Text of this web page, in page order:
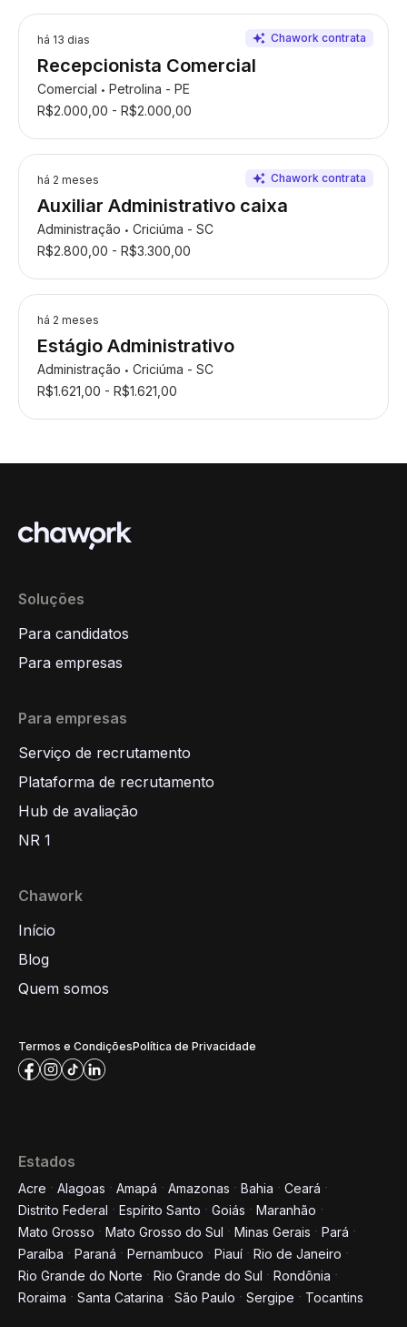
há 13 dias
Recepcionista Comercial
Comercial • Petrolina - PE
R$2.000,00 - R$2.000,00
há 2 meses
Auxiliar Administrativo caixa
Administração • Criciúma - SC
R$2.800,00 - R$3.300,00
há 2 meses
Estágio Administrativo
Administração • Criciúma - SC
R$1.621,00 - R$1.621,00
Soluções
Para candidatos
Para empresas
Para empresas
Serviço de recrutamento
Plataforma de recrutamento
Hub de avaliação
NR 1
Chawork
Início
Blog
Quem somos
Termos e CondiçõesPolítica de Privacidade
Estados
Acre Alagoas Amapá Amazonas Bahia
Ceará
Distrito Federal
Espírito Santo Goiás
Maranhão
Mato Grosso
Mato Grosso do Sul Minas Gerais
Pará
Paraíba
Paraná Pernambuco Piauí
Rio de Janeiro
Rio Grande do Norte
Rio Grande do Sul
Rondônia
Roraima
Santa Catarina São Paulo Sergipe Tocantins